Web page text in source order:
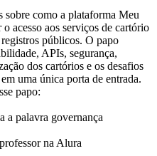
sobre como a plataforma Meu
acesso aos serviços de cartório
públicos. O papo
APIs, segurança,
dos cartórios e os desafios
uma única porta de entrada.
papo:
a palavra governança
na Alura